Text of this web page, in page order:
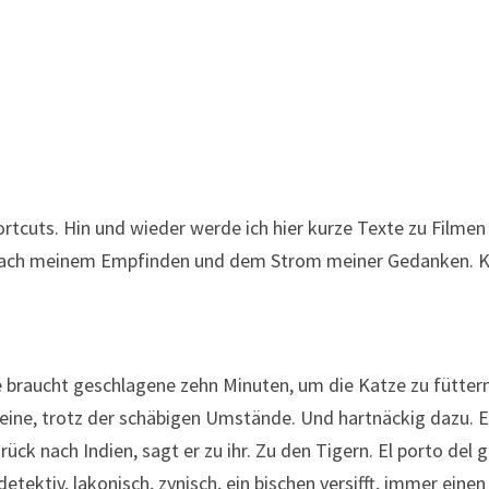
Hin und wieder werde ich hier kurze Texte zu
meinem Empfinden und dem Strom meiner
geschlagene zehn Minuten, um die Katze zu
trotz der schäbigen Umstände. Und hartnäckig
nach Indien, sagt er zu ihr. Zu den Tigern. El porto
lakonisch, zynisch, ein bischen versifft, immer